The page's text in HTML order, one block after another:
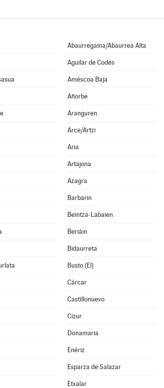
Abaurregaina/Abaurrea Alta
Aguilar de Codés
Améscoa Baja
Añorbe
Aranguren
Arce/Artzi
Aria
Artajona
Azagra
Barbarin
Beintza-Labaien
Beriáin
Bidaurreta
Busto (El)
Cárcar
Castillonuevo
Cizur
Donamaria
Enériz
Esparza de Salazar
Etxalar